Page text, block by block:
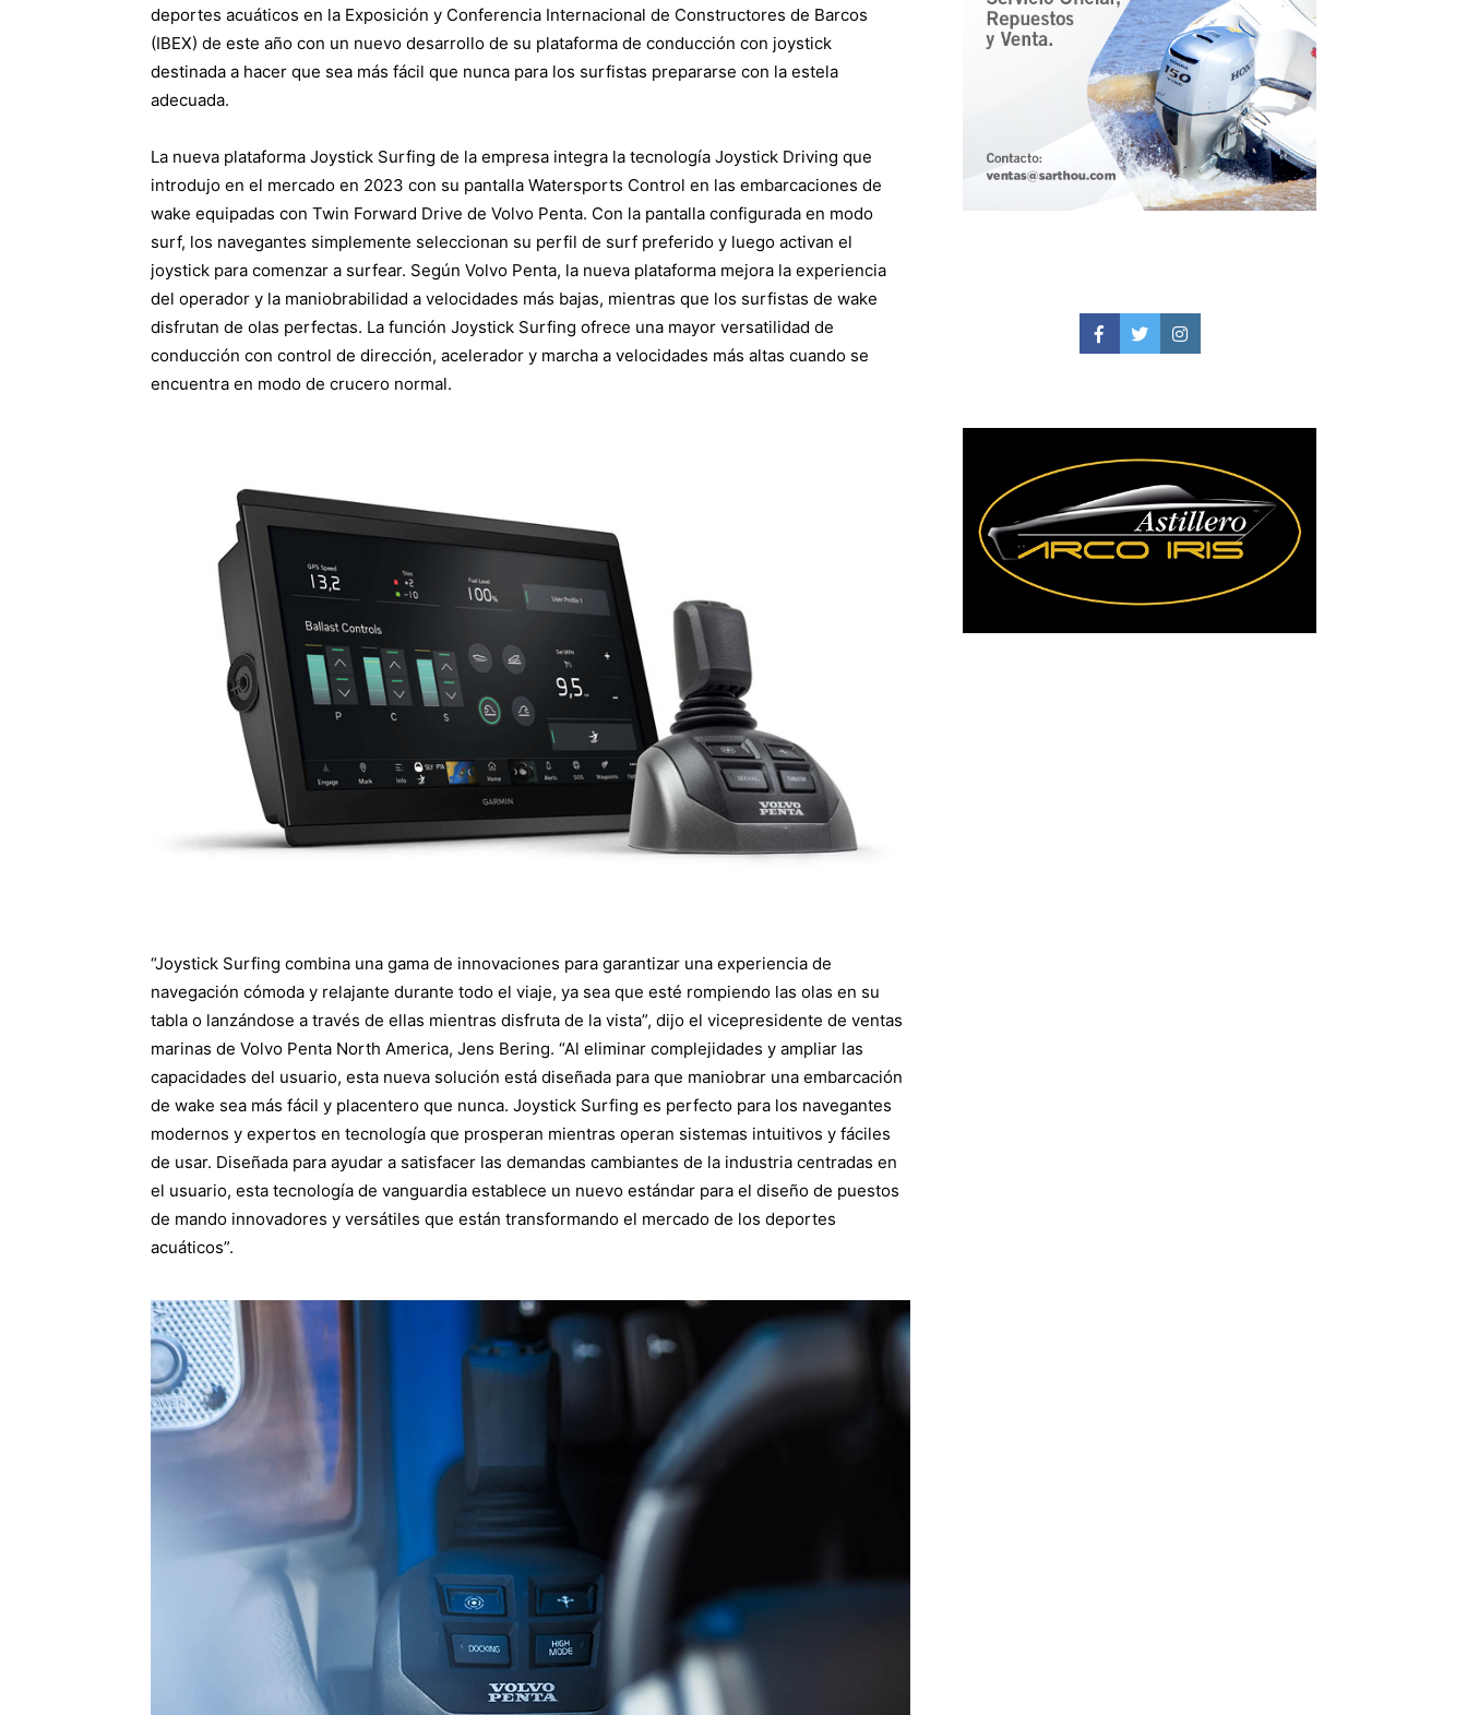
deportes acuáticos en la Exposición y Conferencia Internacional de Constructores de Barcos
(IBEX) de este año con un nuevo desarrollo de su plataforma de conducción con joystick
destinada a hacer que sea más fácil que nunca para los surfistas prepararse con la estela
adecuada.
La nueva plataforma Joystick Surfing de la empresa integra la tecnología Joystick Driving que
introdujo en el mercado en 2023 con su pantalla Watersports Control en las embarcaciones de
wake equipadas con Twin Forward Drive de Volvo Penta. Con la pantalla configurada en modo
surf, los navegantes simplemente seleccionan su perfil de surf preferido y luego activan el
joystick para comenzar a surfear. Según Volvo Penta, la nueva plataforma mejora la experiencia
del operador y la maniobrabilidad a velocidades más bajas, mientras que los surfistas de wake
disfrutan de olas perfectas. La función Joystick Surfing ofrece una mayor versatilidad de
conducción con control de dirección, acelerador y marcha a velocidades más altas cuando se
encuentra en modo de crucero normal.
“Joystick Surfing combina una gama de innovaciones para garantizar una experiencia de
navegación cómoda y relajante durante todo el viaje, ya sea que esté rompiendo las olas en su
tabla o lanzándose a través de ellas mientras disfruta de la vista”, dijo el vicepresidente de ventas
marinas de Volvo Penta North America, Jens Bering. “Al eliminar complejidades y ampliar las
capacidades del usuario, esta nueva solución está diseñada para que maniobrar una embarcación
de wake sea más fácil y placentero que nunca. Joystick Surfing es perfecto para los navegantes
modernos y expertos en tecnología que prosperan mientras operan sistemas intuitivos y fáciles
de usar. Diseñada para ayudar a satisfacer las demandas cambiantes de la industria centradas en
el usuario, esta tecnología de vanguardia establece un nuevo estándar para el diseño de puestos
de mando innovadores y versátiles que están transformando el mercado de los deportes
acuáticos”.
Facebook
TwitterInstagram